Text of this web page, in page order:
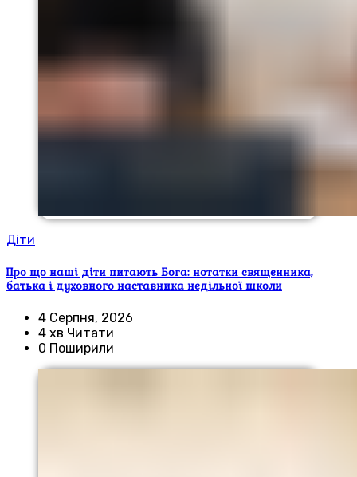
Діти
Про що наші діти питають Бога: нотатки священника,
батька і духовного наставника недільної школи
4 Серпня, 2026
4 хв Читати
0 Поширили